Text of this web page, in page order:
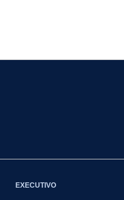
EXECUTIVO